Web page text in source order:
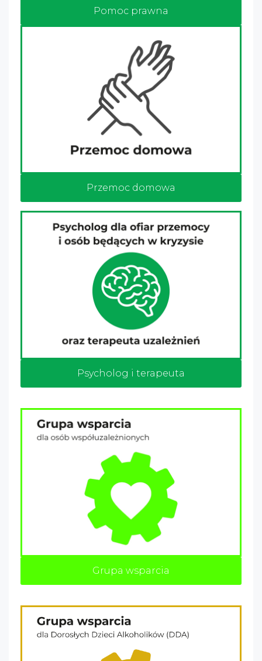
Pomoc prawna
Przemoc domowa
Psycholog i terapeuta
Grupa wsparcia